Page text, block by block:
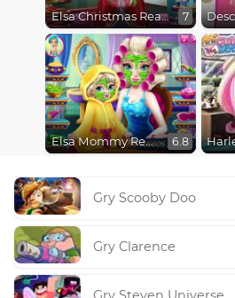
Elsa Christmas Real Haircuts 7
Elsa Mommy Real Makeover 6.8
Gry Scooby Doo
Gry Clarence